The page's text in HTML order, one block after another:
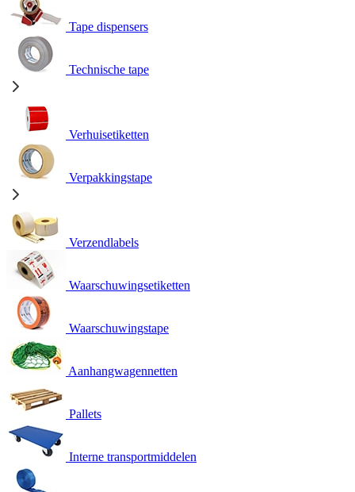
Tape dispensers
Technische tape
Verhuisetiketten
Verpakkingstape
Verzendlabels
Waarschuwingsetiketten
Waarschuwingstape
Aanhangwagennetten
Pallets
Interne transportmiddelen